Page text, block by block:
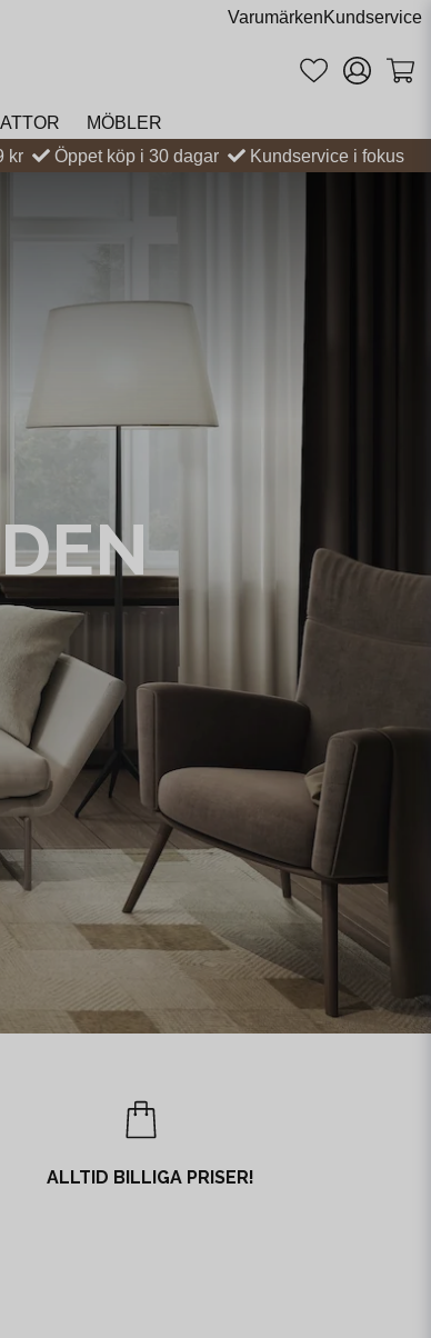
VarumärkenKundservice
MÖBLER
kr Öppet köp i 30 dagar Kundservice i fokus
ALLTID BILLIGA PRISER!